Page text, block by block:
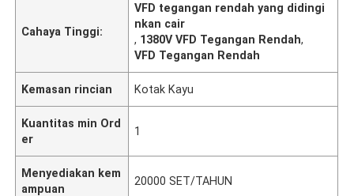
Cahaya Tinggi:
VFD tegangan rendah yang didingi
nkan cair
, 1380V VFD Tegangan Rendah,
VFD Tegangan Rendah
Kemasan rincian Kotak Kayu
Kuantitas min Ord
er
1
Menyediakan kem
ampuan
20000 SET/TAHUN